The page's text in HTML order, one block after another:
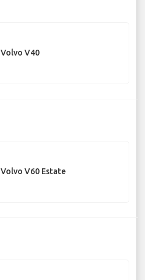
Volvo V40
Volvo V60 Estate